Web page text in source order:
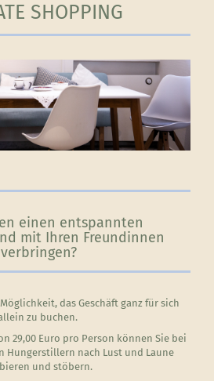
SHOPPING
einen entspannten
mit Ihren Freundinnen
verbringen?
das Geschäft ganz für sich
zu buchen.
29,00 Euro pro Person können Sie bei
Hungerstillern nach Lust und Laune
und stöbern.